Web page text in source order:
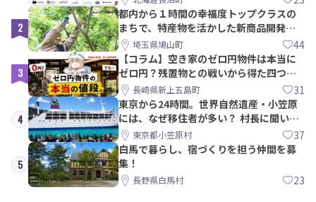
2
都内から１時間の幸福度トップクラスの
まちで、特産物を活かした新商品開発＆
PRメンバー募集！
埼玉県鳩山町 44
3
【コラム】空き家のゼロ円物件は本当に
ゼロ円？残置物との戦いから得た四つの
教訓｜新上五島町
長崎県新上五島町 31
4
東京から24時間。世界自然遺産・小笠原
には、なぜ移住者が多い？ 村長に聞いて
みた東京都小笠原村 37
5
白馬で暮らし、宿づくりを担う仲間を募
集！
長野県白馬村 23